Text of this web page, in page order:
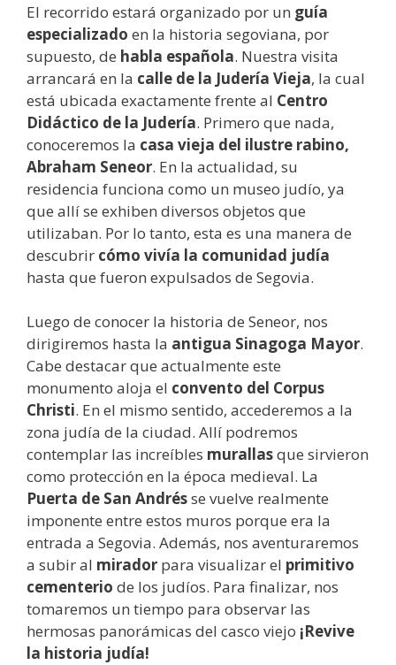
El recorrido estará organizado por un guía
especializado en la historia segoviana, por
supuesto, de habla española. Nuestra visita
arrancará en la calle de la Judería Vieja, la cual
está ubicada exactamente frente al Centro
Didáctico de la Judería. Primero que nada,
conoceremos la casa vieja del ilustre rabino,
Abraham Seneor. En la actualidad, su
residencia funciona como un museo judío, ya
que allí se exhiben diversos objetos que
utilizaban. Por lo tanto, esta es una manera de
descubrir cómo vivía la comunidad judía
hasta que fueron expulsados de Segovia.
Luego de conocer la historia de Seneor, nos
dirigiremos hasta la antigua Sinagoga Mayor.
Cabe destacar que actualmente este
monumento aloja el convento del Corpus
Christi. En el mismo sentido, accederemos a la
zona judía de la ciudad. Allí podremos
contemplar las increíbles murallasque sirvieron
como protección en la época medieval. La
Puerta de San Andrésse vuelve realmente
imponente entre estos muros porque era la
entrada a Segovia. Además, nos aventuraremos
a subir al mirador para visualizar el primitivo
cementerio de los judíos. Para finalizar, nos
tomaremos un tiempo para observar las
hermosas panorámicas del casco viejo ¡Revive
la historia judía!